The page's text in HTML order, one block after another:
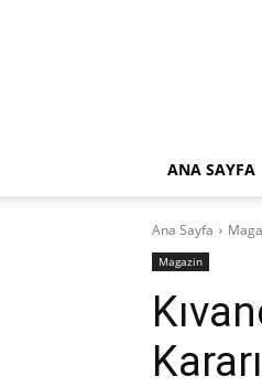
ANA SAYFA
Ana Sayfa
Magazin
Kararı